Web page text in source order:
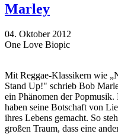
Marley
04. Oktober 2012
One Love Biopic
Mit Reggae-Klassikern wie
Stand Up!" schrieb Bob
ein Phänomen der
haben seine Botschaft von
ihres Lebens gemacht. So
großen Traum, dass eine